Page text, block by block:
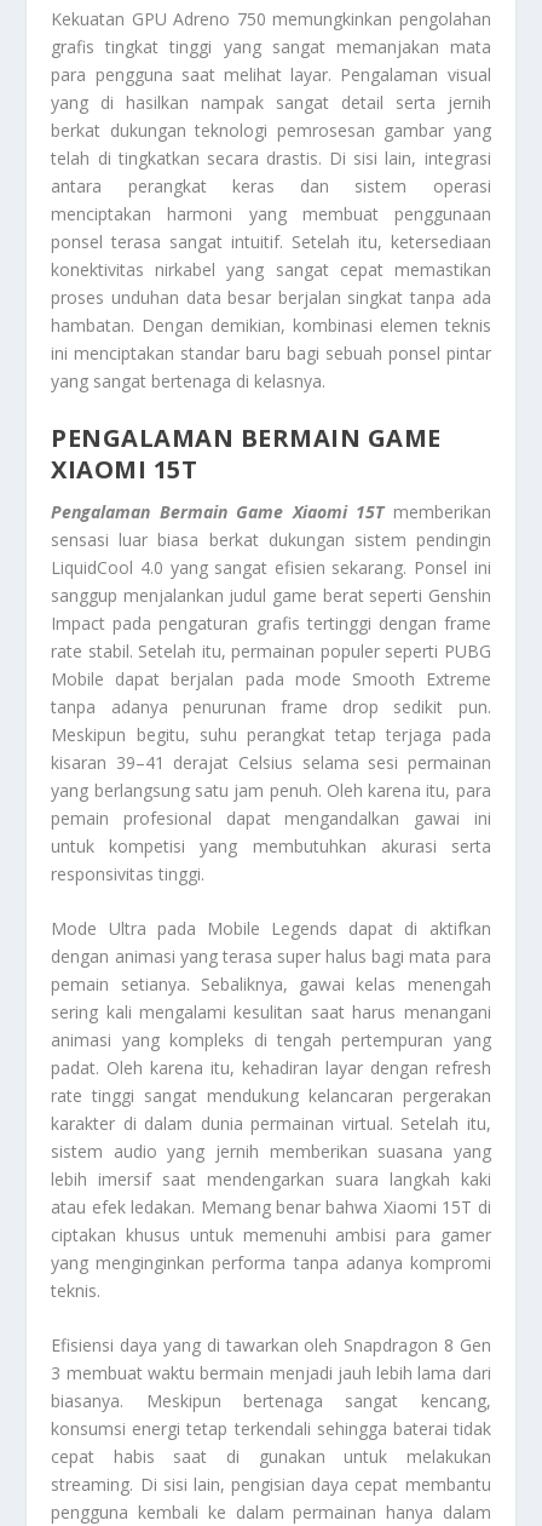
Kekuatan GPU Adreno 750 memungkinkan pengolahan
grafis tingkat tinggi yang sangat memanjakan mata
para pengguna saat melihat layar. Pengalaman visual
yang di hasilkan nampak sangat detail serta jernih
berkat dukungan teknologi pemrosesan gambar yang
telah di tingkatkan secara drastis. Di sisi lain, integrasi
antara perangkat keras dan sistem operasi
menciptakan harmoni yang membuat penggunaan
ponsel terasa sangat intuitif. Setelah itu, ketersediaan
konektivitas nirkabel yang sangat cepat memastikan
proses unduhan data besar berjalan singkat tanpa ada
hambatan. Dengan demikian, kombinasi elemen teknis
ini menciptakan standar baru bagi sebuah ponsel pintar
yang sangat bertenaga di kelasnya.
PENGALAMAN BERMAIN GAME
XIAOMI 15T
Pengalaman Bermain Game Xiaomi 15Tmemberikan
sensasi luar biasa berkat dukungan sistem pendingin
LiquidCool 4.0 yang sangat efisien sekarang. Ponsel ini
sanggup menjalankan judul game berat seperti Genshin
Impact pada pengaturan grafis tertinggi dengan frame
rate stabil. Setelah itu, permainan populer seperti PUBG
Mobile dapat berjalan pada mode Smooth Extreme
tanpa adanya penurunan frame drop sedikit pun.
Meskipun begitu, suhu perangkat tetap terjaga pada
kisaran 39–41 derajat Celsius selama sesi permainan
yang berlangsung satu jam penuh. Oleh karena itu, para
pemain profesional dapat mengandalkan gawai ini
untuk kompetisi yang membutuhkan akurasi serta
responsivitas tinggi.
Mode Ultra pada Mobile Legends dapat di aktifkan
dengan animasi yang terasa super halus bagi mata para
pemain setianya. Sebaliknya, gawai kelas menengah
sering kali mengalami kesulitan saat harus menangani
animasi yang kompleks di tengah pertempuran yang
padat. Oleh karena itu, kehadiran layar dengan refresh
rate tinggi sangat mendukung kelancaran pergerakan
karakter di dalam dunia permainan virtual. Setelah itu,
sistem audio yang jernih memberikan suasana yang
lebih imersif saat mendengarkan suara langkah kaki
atau efek ledakan. Memang benar bahwa Xiaomi 15T di
ciptakan khusus untuk memenuhi ambisi para gamer
yang menginginkan performa tanpa adanya kompromi
teknis.
Efisiensi daya yang di tawarkan oleh Snapdragon 8 Gen
3 membuat waktu bermain menjadi jauh lebih lama dari
biasanya. Meskipun bertenaga sangat kencang,
konsumsi energi tetap terkendali sehingga baterai tidak
cepat habis saat di gunakan untuk melakukan
streaming. Di sisi lain, pengisian daya cepat membantu
pengguna kembali ke dalam permainan hanya dalam